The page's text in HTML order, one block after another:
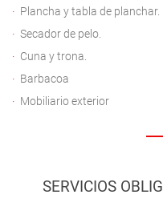
Plancha y tabla de planchar.
Secador de pelo.
Cuna y trona.
Barbacoa
Mobiliario exterior
SERVICIOS